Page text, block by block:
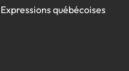
Expressions québécoises